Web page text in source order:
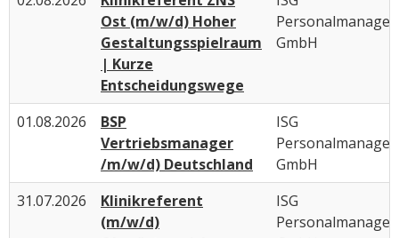
Ost (m/w/d) Hoher
Gestaltungsspielraum
| Kurze
Entscheidungswege
GmbH
01.08.2026
BSP
Vertriebsmanager
/m/w/d) Deutschland
ISG
GmbH
31.07.2026
Klinikreferent
(m/w/d)
ISG